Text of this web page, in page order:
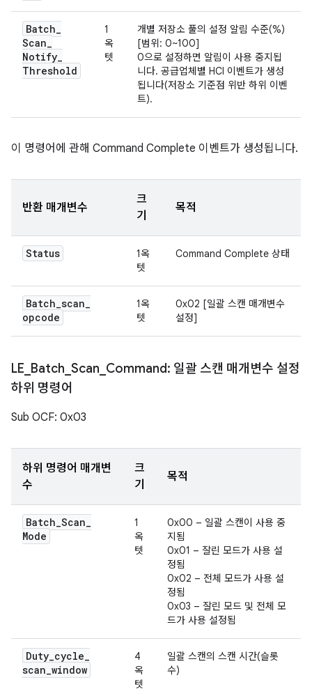
Batch_
Scan_
Notify_
Threshold
1
옥
텟
개별 저장소 풀의 설정 알림 수준(%)
[범위: 0~100]
0으로 설정하면 알림이 사용 중지됩
니다. 공급업체별 HCI 이벤트가 생성
됩니다(저장소 기준점 위반 하위 이벤
트).
이 명령어에 관해 Command Complete 이벤트가 생성됩니다.
반환 매개변수
크
기
목적
Status
1옥
텟
Command Complete 상태
Batch_scan_
opcode
1옥
텟
0x02 [일괄 스캔 매개변수
설정]
LE Batch Scan Command: 일괄 스캔 매개변수 설정
하위 명령어
Sub OCF: 0x03
하위 명령어 매개변
수
크
기
목적
Batch_Scan_
Mode
1
옥
텟
0x00 – 일괄 스캔이 사용 중
지됨
0x01 – 잘린 모드가 사용 설
정됨
0x02 – 전체 모드가 사용 설
정됨
0x03 – 잘린 모드 및 전체 모
드가 사용 설정됨
Duty_cycle_
scan_window
4
옥
텟
일괄 스캔의 스캔 시간(슬롯
수)